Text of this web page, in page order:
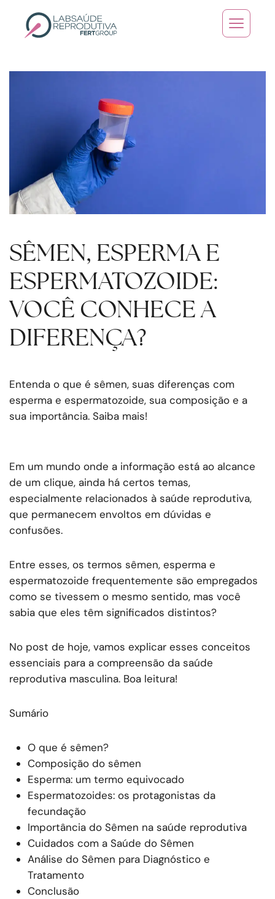
Skip to main content
SÊMEN, ESPERMA E
ESPERMATOZOIDE:
VOCÊ CONHECE A
DIFERENÇA?
Entenda o que é sêmen, suas diferenças com
esperma e espermatozoide, sua composição e a
sua importância. Saiba mais!
Em um mundo onde a informação está ao alcance
de um clique, ainda há certos temas,
especialmente relacionados à saúde reprodutiva,
que permanecem envoltos em dúvidas e
confusões.
Entre esses, os termos sêmen, esperma e
espermatozoide frequentemente são empregados
como se tivessem o mesmo sentido, mas você
sabia que eles têm significados distintos?
No post de hoje, vamos explicar esses conceitos
essenciais para a compreensão da saúde
reprodutiva masculina. Boa leitura!
Sumário
O que é sêmen?
Composição do sêmen
Esperma: um termo equivocado
Espermatozoides: os protagonistas da
fecundação
Importância do Sêmen na saúde reprodutiva
Cuidados com a Saúde do Sêmen
Análise do Sêmen para Diagnóstico e
Tratamento
Conclusão